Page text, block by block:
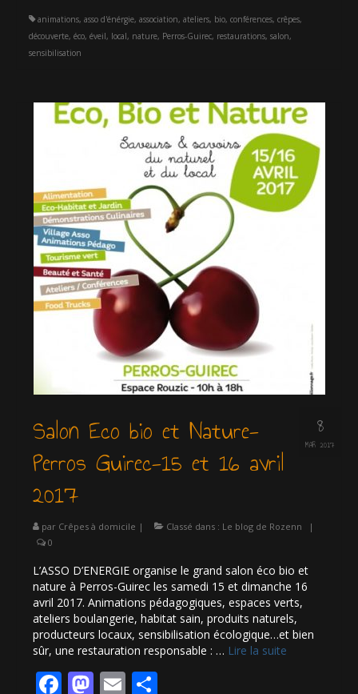
animations, asso d'énérgie, association, ateliers, bio, conférences, crêpes,
découverte, éco, éveil, local, nature, Perros-Guirec, restaurations, salon,
sensibilisation
8
MAR 2017
Salon Eco bio et Nature-
Perros Guirec-15 et 16 avril
2017
par Crêpes à domicile | Classé dans : Le blog de Rozenn
|
0
L’ASSO D’ENERGIE organise le grand salon éco bio et
nature à Perros-Guirec les samedi 15 et dimanche 16
avril 2017. Animations pédagogiques, espaces verts,
ateliers boulangerie, habitat sain, produits naturels,
producteurs locaux, sensibilisation écologique…et bien
sûr, une restauration responsable : … Lire la suite­­
Facebook
Mastodon
Email